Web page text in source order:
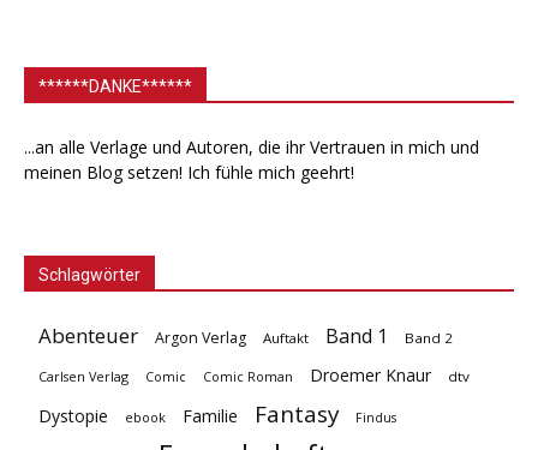
******DANKE******
...an alle Verlage und Autoren, die ihr Vertrauen in mich und
meinen Blog setzen! Ich fühle mich geehrt!
Schlagwörter
Abenteuer Argon Verlag Auftakt Band 1 Band 2
Carlsen Verlag Comic Comic Roman Droemer Knaur dtv
Dystopie ebook Familie Fantasy Findus